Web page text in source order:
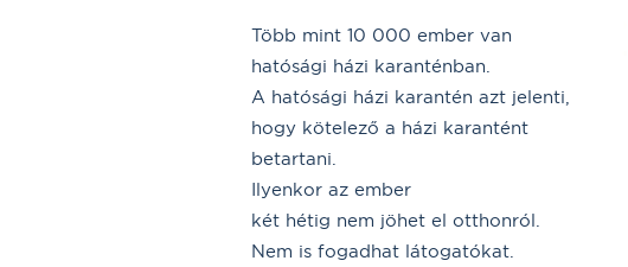
Több mint 10 000 ember van
hatósági házi karanténban.
A hatósági házi karantén azt jelenti,
hogy kötelező a házi karantént
betartani.
Ilyenkor az ember
két hétig nem jöhet el otthonról.
Nem is fogadhat látogatókat.